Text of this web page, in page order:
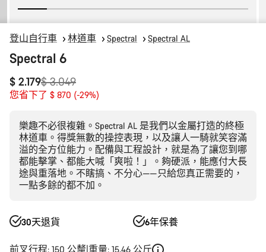
登山自行車 林道車 Spectral Spectral AL
Spectral 6
$ 2.179
原
價
$ 3.049
您省下了 $ 870 (-29%)
樂趣不必很複雜。Spectral AL 是我們以金屬打造的終極
林道車。得獎無數的操控表現，以及讓人一騎就笑容滿
溢的全方位能力。配備與工程設計，就是為了讓您到哪
都能擊掌、都能大喊「爽啦！」。夠硬派，能應付大長
途與重落地。不瞎搞、不分心——只給您真正需要的，
一點多餘的都不加。
30天退貨 6年保養
前叉行程: 150 公釐 重量: 15,46 公斤